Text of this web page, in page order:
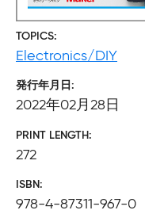
TOPICS
Electronics/DIY
発行年月日
2022年02月28日
PRINT LENGTH
272
ISBN
978-4-87311-967-0